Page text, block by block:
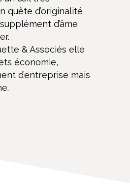
quête d’originalité
d’âme
& Associés elle
économie,
d’entreprise mais